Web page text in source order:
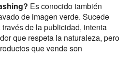
Es conocido también
de imagen verde. Sucede
de la publicidad, intenta
que respeta la naturaleza, pero
que vende son